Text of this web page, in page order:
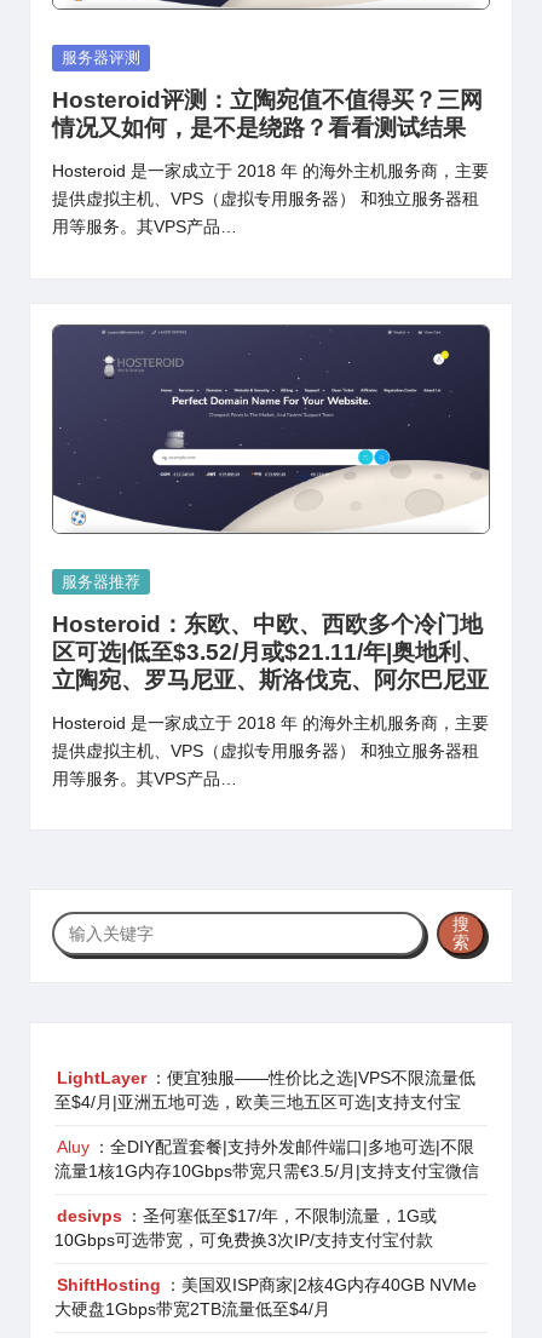
Posted
服务器评测
Hosteroid评测：立陶宛值不值得买？三网
情况又如何，是不是绕路？看看测试结果
Hosteroid 是一家成立于 2018 年 的海外主机服务商，主要
提供虚拟主机、VPS（虚拟专用服务器） 和独立服务器租
用等服务。其VPS产品…
Posted
服务器推荐
Hosteroid：东欧、中欧、西欧多个冷门地
区可选|低至$3.52/月或$21.11/年|奥地利、
立陶宛、罗马尼亚、斯洛伐克、阿尔巴尼亚
Hosteroid 是一家成立于 2018 年 的海外主机服务商，主要
提供虚拟主机、VPS（虚拟专用服务器） 和独立服务器租
用等服务。其VPS产品…
搜
索
搜
索
LightLayer ：便宜独服——性价比之选|VPS不限流量低
至$4/月|亚洲五地可选，欧美三地五区可选|支持支付宝
Aluy ：全DIY配置套餐|支持外发邮件端口|多地可选|不限
流量1核1G内存10Gbps带宽只需€3.5/月|支持支付宝微信
desivps
：圣何塞低至$17/年，不限制流量，1G或
10Gbps可选带宽，可免费换3次IP/支持支付宝付款
ShiftHosting
：美国双ISP商家|2核4G内存40GB NVMe
大硬盘1Gbps带宽2TB流量低至$4/月